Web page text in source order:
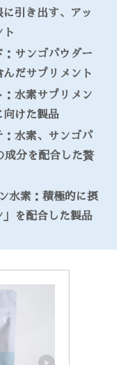
引き出す、アッ
ト
サンゴパウダー
んだサプリメント
水素サプリメン
向けた製品
水素、サンゴパ
成分を配合した贅
水素：積極的に摂
を配合した製品